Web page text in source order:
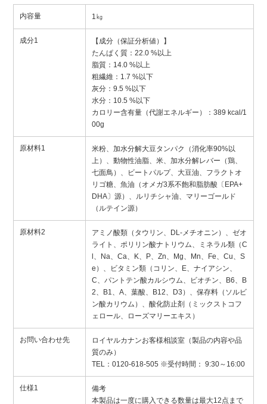
内容量 1㎏
成分1
【成分（保証分析値）】
たんぱく質：22.0 %以上
脂質：14.0 %以上
粗繊維：1.7 %以下
灰分：9.5 %以下
水分：10.5 %以下
カロリー含有量（代謝エネルギー）：389 kcal/1
00g
原材料1
米粉、加水分解大豆タンパク（消化率90%以
上）、動物性油脂、米、加水分解レバー（鶏、
七面鳥）、ビートパルプ、大豆油、フラクトオ
リゴ糖、魚油（オメガ3系不飽和脂肪酸〔EPA+
DHA〕源）、ルリチシャ油、マリーゴールド
（ルテイン源）
原材料2
アミノ酸類（タウリン、DL-メチオニン）、ゼオ
ライト、ポリリン酸ナトリウム、ミネラル類（C
l、Na、Ca、K、P、Zn、Mg、Mn、Fe、Cu、S
e）、ビタミン類（コリン、E、ナイアシン、
C、パントテン酸カルシウム、ビオチン、B6、B
2、B1、A、葉酸、B12、D3）、保存料（ソルビ
ン酸カリウム）、酸化防止剤（ミックストコフ
ェロール、ローズマリーエキス）
お問い合わせ先
ロイヤルカナンお客様相談室（製品の内容や品
質のみ）
TEL：0120-618-505 ※受付時間： 9:30～16:00
仕様1
備考
本製品は一度に購入できる数量は最大12点まで